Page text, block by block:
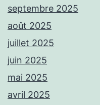
septembre 2025
août 2025
juillet 2025
juin 2025
mai 2025
avril 2025